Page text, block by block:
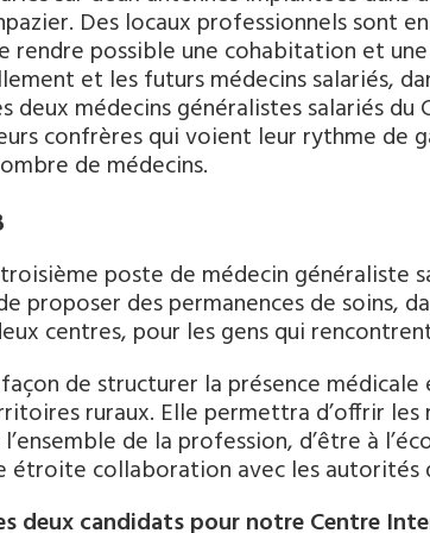
Des locaux professionnels sont
rendre possible une cohabitation et
et les futurs médecins salariés,
deux médecins généralistes salariés
confrères qui voient leur rythme de
de médecins.
poste de médecin généraliste
proposer des permanences de soins,
centres, pour les gens qui
de structurer la présence
ruraux. Elle permettra d’offrir
de la profession, d’être à
étroite collaboration avec les autorités
deux candidats pour notre Centre